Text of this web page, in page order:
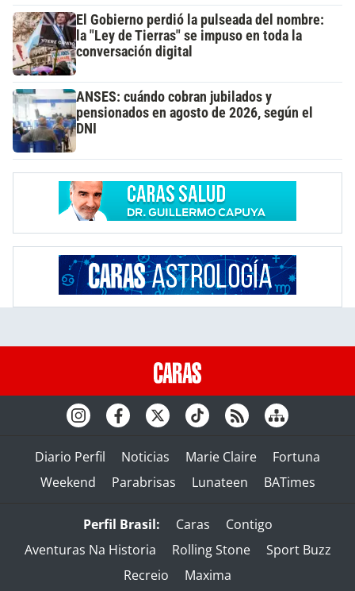
El Gobierno perdió la pulseada del nombre:
la "Ley de Tierras" se impuso en toda la
conversación digital
ANSES: cuándo cobran jubilados y
pensionados en agosto de 2026, según el
DNI
Diario Perfil Noticias Marie Claire
Fortuna
Weekend
Parabrisas Lunateen BATimes
Perfil Brasil: Caras
Contigo
Aventuras Na Historia
Rolling Stone
Sport Buzz
Recreio
Maxima